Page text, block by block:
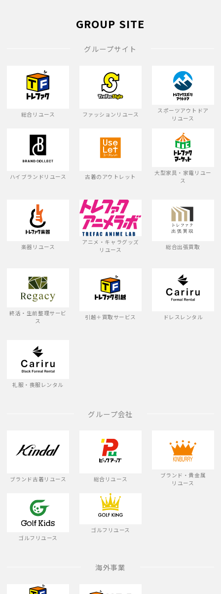
GROUP SITE
グループサイト
総合リユース ファッションリユース
スポーツアウトドア
リユース
ハイブランドリユース 古着のアウトレット
大型家具・家電リユー
ス
楽器リユース
アニメ・キャラグッズ
リユース
総合出張買取
終活・生前整理サービ
ス
引越＋買取サービス ドレスレンタル
礼服・喪服レンタル
グループ会社
ブランド古着リユース 総合リユース
ブランド・貴金属
リユース
ゴルフリユース
ゴルフリユース
海外事業